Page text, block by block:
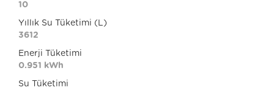
10
Yıllık Su Tüketimi (L)
3612
Enerji Tüketimi
0.951 kWh
Su Tüketimi